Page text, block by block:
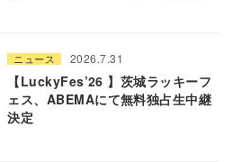
ニュース 2026.7.31
【LuckyFes’26 】茨城ラッキーフ
ェス、ABEMAにて無料独占生中継
決定